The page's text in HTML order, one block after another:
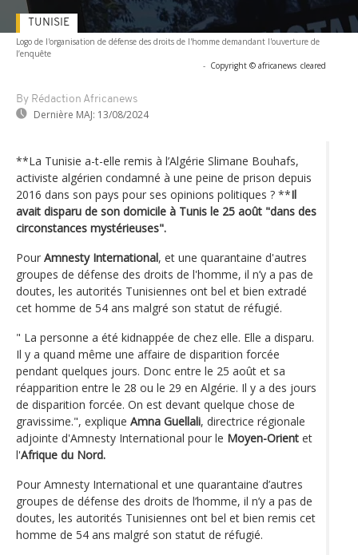
Logo de l'organisation de défense des droits de l'homme demandant l'ouverture de
l’enquête
- Copyright © africanews cleared
By Rédaction Africanews
Dernière MAJ: 13/08/2024
TUNISIE
**La Tunisie a-t-elle remis à l’Algérie Slimane Bouhafs,
activiste algérien condamné à une peine de prison depuis
2016 dans son pays pour ses opinions politiques ? **Il
avait disparu de son domicile à Tunis le 25 août "dans des
circonstances mystérieuses".
Pour Amnesty International, et une quarantaine d'autres
groupes de défense des droits de l'homme, il n’y a pas de
doutes, les autorités Tunisiennes ont bel et bien extradé
cet homme de 54 ans malgré son statut de réfugié.
" La personne a été kidnappée de chez elle. Elle a disparu.
Il y a quand même une affaire de disparition forcée
pendant quelques jours. Donc entre le 25 août et sa
réapparition entre le 28 ou le 29 en Algérie. Il y a des jours
de disparition forcée. On est devant quelque chose de
gravissime.", explique Amna Guellali, directrice régionale
adjointe d'Amnesty International pour le Moyen-Orient et
l'Afrique du Nord.
Pour Amnesty International et une quarantaine d’autres
groupes de défense des droits de l’homme, il n’y a pas de
doutes, les autorités Tunisiennes ont bel et bien remis cet
homme de 54 ans malgré son statut de réfugié.